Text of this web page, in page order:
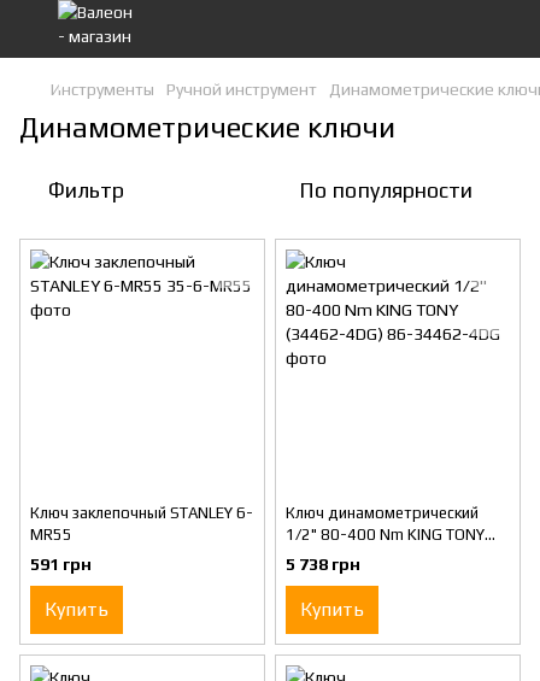
Инструменты Ручной инструмент Динамометрические
Динамометрические ключи
Фильтр По популярности
Ключ заклепочный STANLEY 6-
MR55
591 грн
Купить
Ключ динамометрический
1/2" 80-400 Nm KING TONY
(34462-4DG)
5 738 грн
Купить